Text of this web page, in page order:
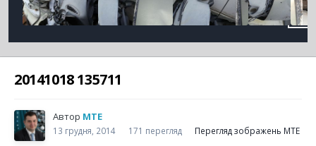
20141018 135711
Автор MTE
13 грудня, 2014 171 перегляд Перегляд зображень MTE